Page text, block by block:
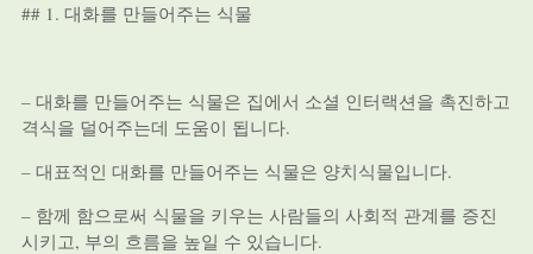
## 1. 대화를 만들어주는 식물
– 대화를 만들어주는 식물은 집에서 소셜 인터랙션을 촉진하고
격식을 덜어주는데 도움이 됩니다.
– 대표적인 대화를 만들어주는 식물은 양치식물입니다.
– 함께 함으로써 식물을 키우는 사람들의 사회적 관계를 증진
시키고, 부의 흐름을 높일 수 있습니다.